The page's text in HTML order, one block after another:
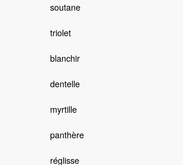
soutane
triolet
blanchir
dentelle
myrtille
panthère
réglisse